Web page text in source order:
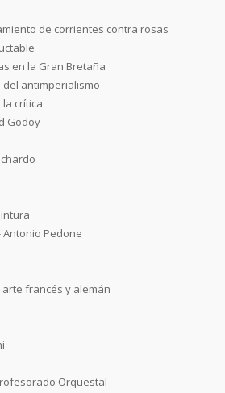
de corrientes contra rosas
en la Gran Bretaña
del antimperialismo
crítica
Godoy
Antonio Pedone
francés y alemán
Orquestal